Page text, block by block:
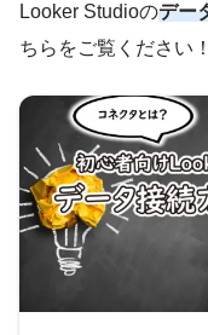
Looker Studioのデー
ちらをご覧ください！